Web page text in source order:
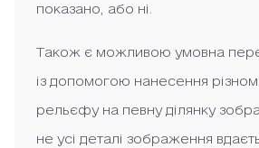
показано, або ні.
Також є можливою умовна
із допомогою нанесення
рельєфу на певну ділянку
не усі деталі зображення